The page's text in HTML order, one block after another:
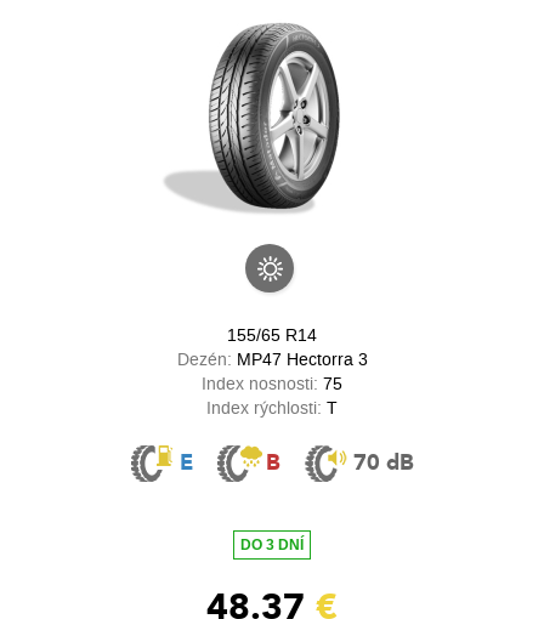
155/65 R14
Dezén: MP47 Hectorra 3
Index nosnosti: 75
Index rýchlosti: T
E B 70 dB
DO 3 DNÍ
48.37 €